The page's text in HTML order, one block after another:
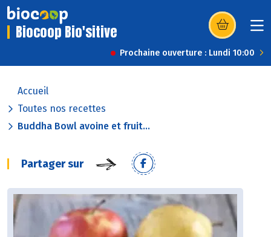
Biocoop Bio'sitive (s’ouvre dans
Prochaine ouverture : Lundi 10:00
Accueil
Toutes nos recettes
Buddha Bowl avoine et fruit...
Partager sur